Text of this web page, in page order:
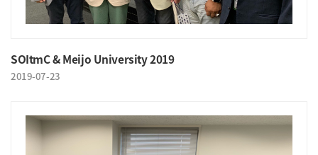
SOItmC & Meijo University 2019
2019-07-23